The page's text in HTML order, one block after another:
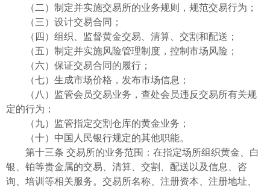
（二）制定并实施交易所的业务规则，规范交易行为；
（三）设计交易合同；
（四）组织、监督黄金交易、清算、交割和配送；
（五）制定并实施风险管理制度，控制市场风险；
（六）保证交易合同的履行；
（七）生成市场价格，发布市场信息；
（八）监管会员交易业务，查处会员违反交易所有关规
定的行为；
（九）监管指定交割仓库的黄金业务；
（十）中国人民银行规定的其他职能。
第十三条 交易所的业务范围：在指定场所组织黄金、白
银、铂等贵金属的交易、清算、交割、配送以及信息、咨
询、培训等相关服务。交易所名称、注册资本、注册地址、